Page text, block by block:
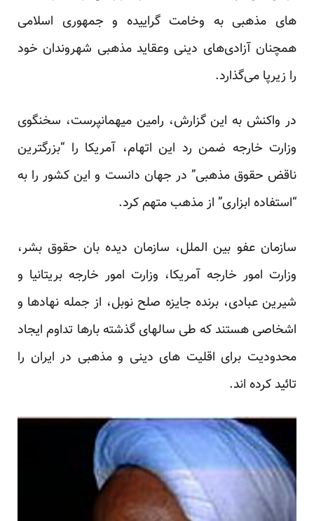
های مذهبی به وخامت گراییده و جمهوری اسلامی
همچنان آزادی‌های دینی وعقاید مذهبی شهروندان خود
را زیرپا می‌گذارد.
در واکنش به این گزارش، رامین میهمانپرست، سخنگوی
وزارت خارجه ضمن رد این اتهام، آمریکا را “بزرگترین
ناقض حقوق مذهبی” در جهان دانست و این کشور را به
“استفاده ابزاری” از مذهب متهم کرد.
سازمان عفو بین الملل، سازمان دیده بان حقوق بشر،
وزارت امور خارجه آمریکا، وزارت امور خارجه بریتانیا و
شیرین عبادی، برنده جایزه صلح نوبل، از جمله نهادها و
اشخاصی هستند که طی سالهای گذشته بارها تداوم ایجاد
محدودیت برای اقلیت های دینی و مذهبی در ایران را
تائید کرده اند.